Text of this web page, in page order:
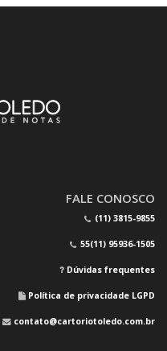
FALE CONOSCO
(11) 3815-9855
55(11) 95936-1505
Dúvidas frequentes
Política de privacidade LGPD
contato@cartoriotoledo.com.br